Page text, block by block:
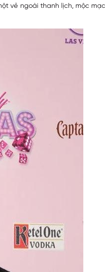
vẻ ngoài thanh lịch, mộc